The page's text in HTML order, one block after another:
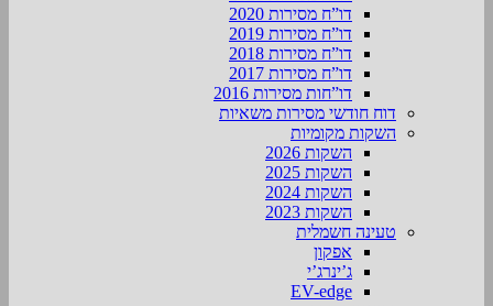
דו”ח מסירות 2020
דו”ח מסירות 2019
דו”ח מסירות 2018
דו”ח מסירות 2017
דו”חות מסירות 2016
דוח חודשי מסירות משאיות
השקות מקומיות
השקות 2026
השקות 2025
השקות 2024
השקות 2023
טעינה חשמלית
אפקון
ג’ינרג’י
EV-edge